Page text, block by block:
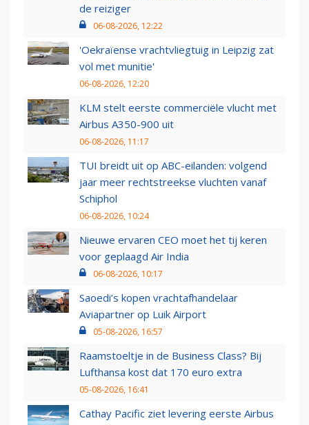
de reiziger
06-08-2026, 12:22
'Oekraïense vrachtvliegtuig in Leipzig zat
vol met munitie'
06-08-2026, 12:20
KLM stelt eerste commerciële vlucht met
Airbus A350-900 uit
06-08-2026, 11:17
TUI breidt uit op ABC-eilanden: volgend
jaar meer rechtstreekse vluchten vanaf
Schiphol
06-08-2026, 10:24
Nieuwe ervaren CEO moet het tij keren
voor geplaagd Air India
06-08-2026, 10:17
Saoedi’s kopen vrachtafhandelaar
Aviapartner op Luik Airport
05-08-2026, 16:57
Raamstoeltje in de Business Class? Bij
Lufthansa kost dat 170 euro extra
05-08-2026, 16:41
Cathay Pacific ziet levering eerste Airbus